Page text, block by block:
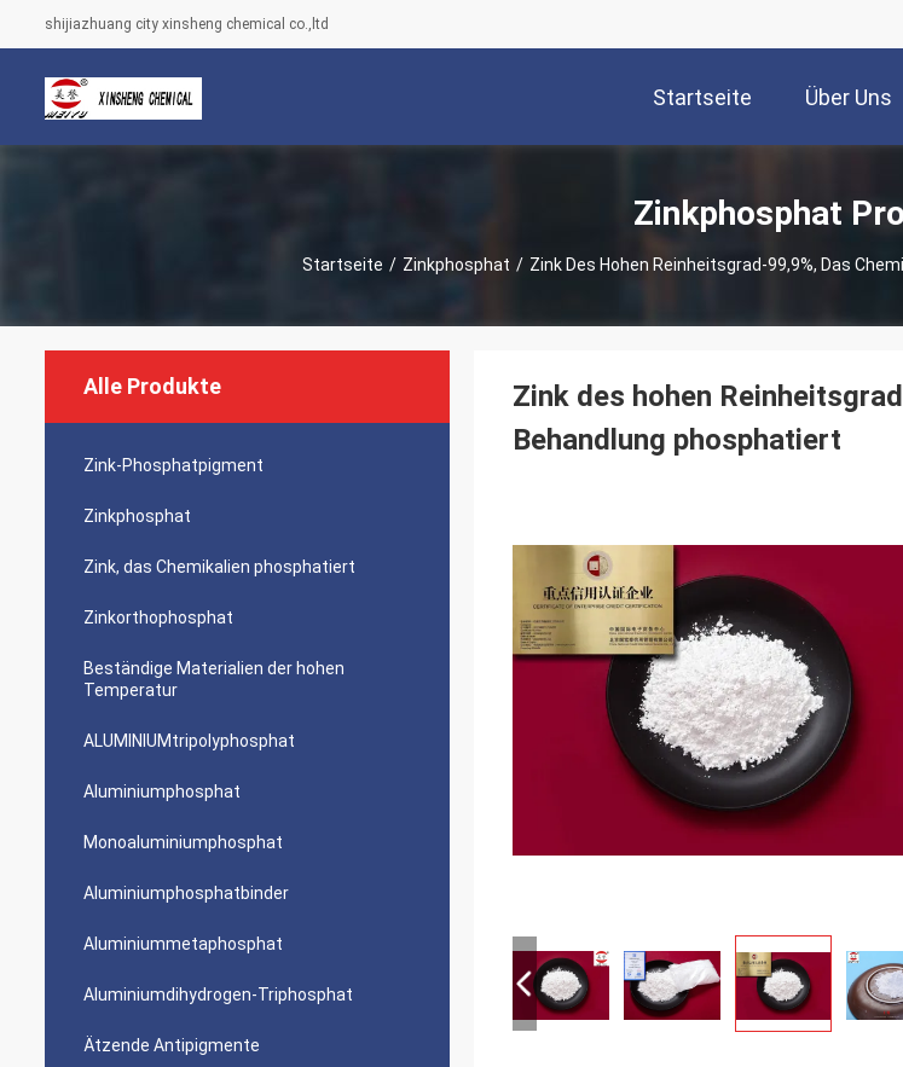
shijiazhuang city xinsheng chemical co.,ltd
Startseite Über Uns
Zinkphosphat
Startseite / Zinkphosphat / Zink Des Hohen Reinheitsgrad-99,9%, Das
Alle Produkte
Zink-Phosphatpigment
Zinkphosphat
Zink, das Chemikalien phosphatiert
Zinkorthophosphat
Beständige Materialien der hohen
Temperatur
ALUMINIUMtripolyphosphat
Aluminiumphosphat
Monoaluminiumphosphat
Aluminiumphosphatbinder
Aluminiummetaphosphat
Aluminiumdihydrogen-Triphosphat
Ätzende Antipigmente
Zink des hohen
Behandlung phosphatiert